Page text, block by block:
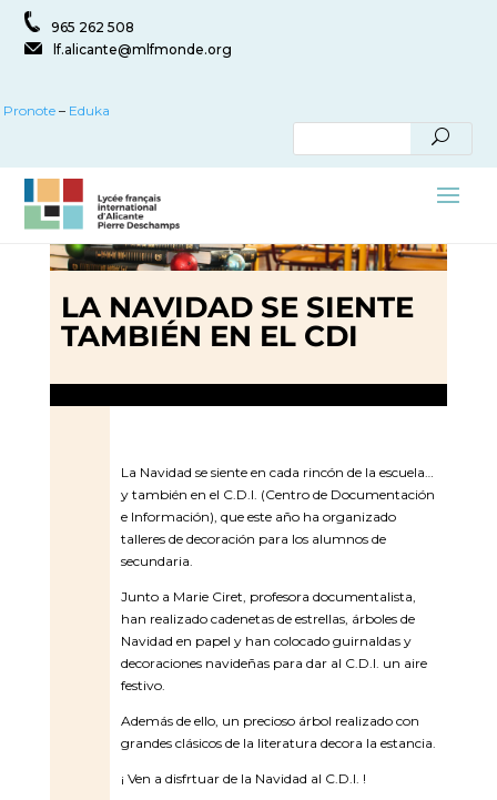
965 262 508
lf.alicante@mlfmonde.org
Pronote – Eduka
LA NAVIDAD SE SIENTE
TAMBIÉN EN EL CDI
La Navidad se siente en cada rincón de la escuela…
y también en el C.D.I. (Centro de Documentación
e Información), que este año ha organizado
talleres de decoración para los alumnos de
secundaria.
Junto a Marie Ciret, profesora documentalista,
han realizado cadenetas de estrellas, árboles de
Navidad en papel y han colocado guirnaldas y
decoraciones navideñas para dar al C.D.I. un aire
festivo.
Además de ello, un precioso árbol realizado con
grandes clásicos de la literatura decora la estancia.
¡ Ven a disfrtuar de la Navidad al C.D.I. !